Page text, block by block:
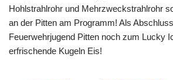
Hohlstrahlrohr und Mehrzweckstrahlrohr
an der Pitten am Programm! Als
Feuerwehrjugend Pitten noch zum Lucky
erfrischende Kugeln Eis!